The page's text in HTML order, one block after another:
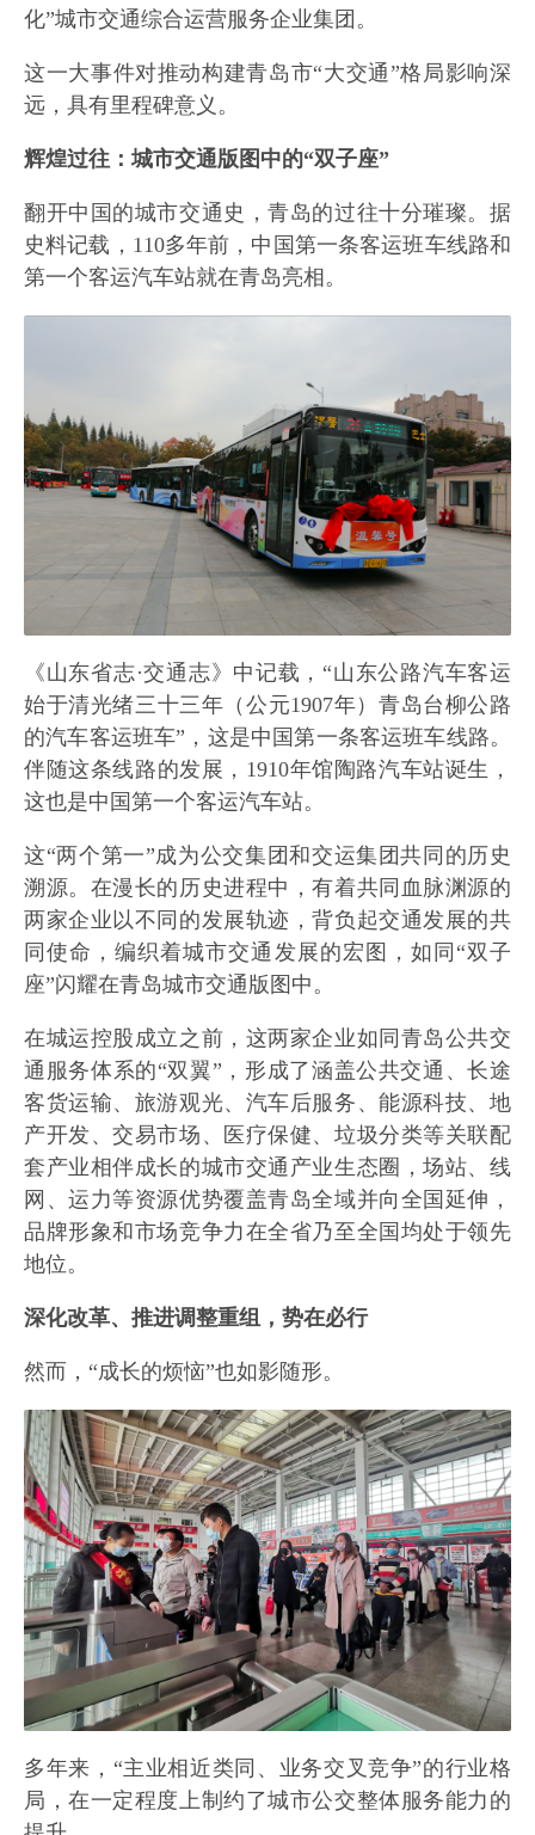
化”城市交通综合运营服务企业集团。
这一大事件对推动构建青岛市“大交通”格局影响深
远，具有里程碑意义。
辉煌过往：城市交通版图中的“双子座”
翻开中国的城市交通史，青岛的过往十分璀璨。据
史料记载，110多年前，中国第一条客运班车线路和
第一个客运汽车站就在青岛亮相。
《山东省志·交通志》中记载，“山东公路汽车客运
始于清光绪三十三年（公元1907年）青岛台柳公路
的汽车客运班车”，这是中国第一条客运班车线路。
伴随这条线路的发展，1910年馆陶路汽车站诞生，
这也是中国第一个客运汽车站。
这“两个第一”成为公交集团和交运集团共同的历史
溯源。在漫长的历史进程中，有着共同血脉渊源的
两家企业以不同的发展轨迹，背负起交通发展的共
同使命，编织着城市交通发展的宏图，如同“双子
座”闪耀在青岛城市交通版图中。
在城运控股成立之前，这两家企业如同青岛公共交
通服务体系的“双翼”，形成了涵盖公共交通、长途
客货运输、旅游观光、汽车后服务、能源科技、地
产开发、交易市场、医疗保健、垃圾分类等关联配
套产业相伴成长的城市交通产业生态圈，场站、线
网、运力等资源优势覆盖青岛全域并向全国延伸，
品牌形象和市场竞争力在全省乃至全国均处于领先
地位。
深化改革、推进调整重组，势在必行
然而，“成长的烦恼”也如影随形。
多年来，“主业相近类同、业务交叉竞争”的行业格
局，在一定程度上制约了城市公交整体服务能力的